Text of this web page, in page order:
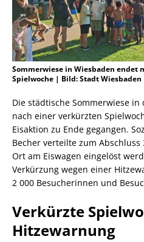
Sommerwiese in Wiesbaden endet
Spielwoche | Bild: Stadt Wiesbaden
Die städtische Sommerwiese
nach einer verkürzten
Eisaktion zu Ende gegangen.
Becher verteilte zum
Ort am Eiswagen eingelöst
Verkürzung wegen einer
2 000 Besucherinnen und
Verkürzte
Hitzewarnung